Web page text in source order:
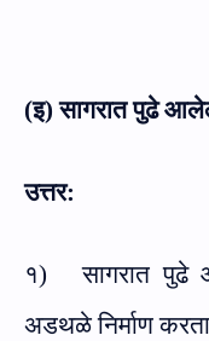
(इ) सागरात पुढे
उत्तर:
१)
सागरात पुढे
अडथळे निर्माण